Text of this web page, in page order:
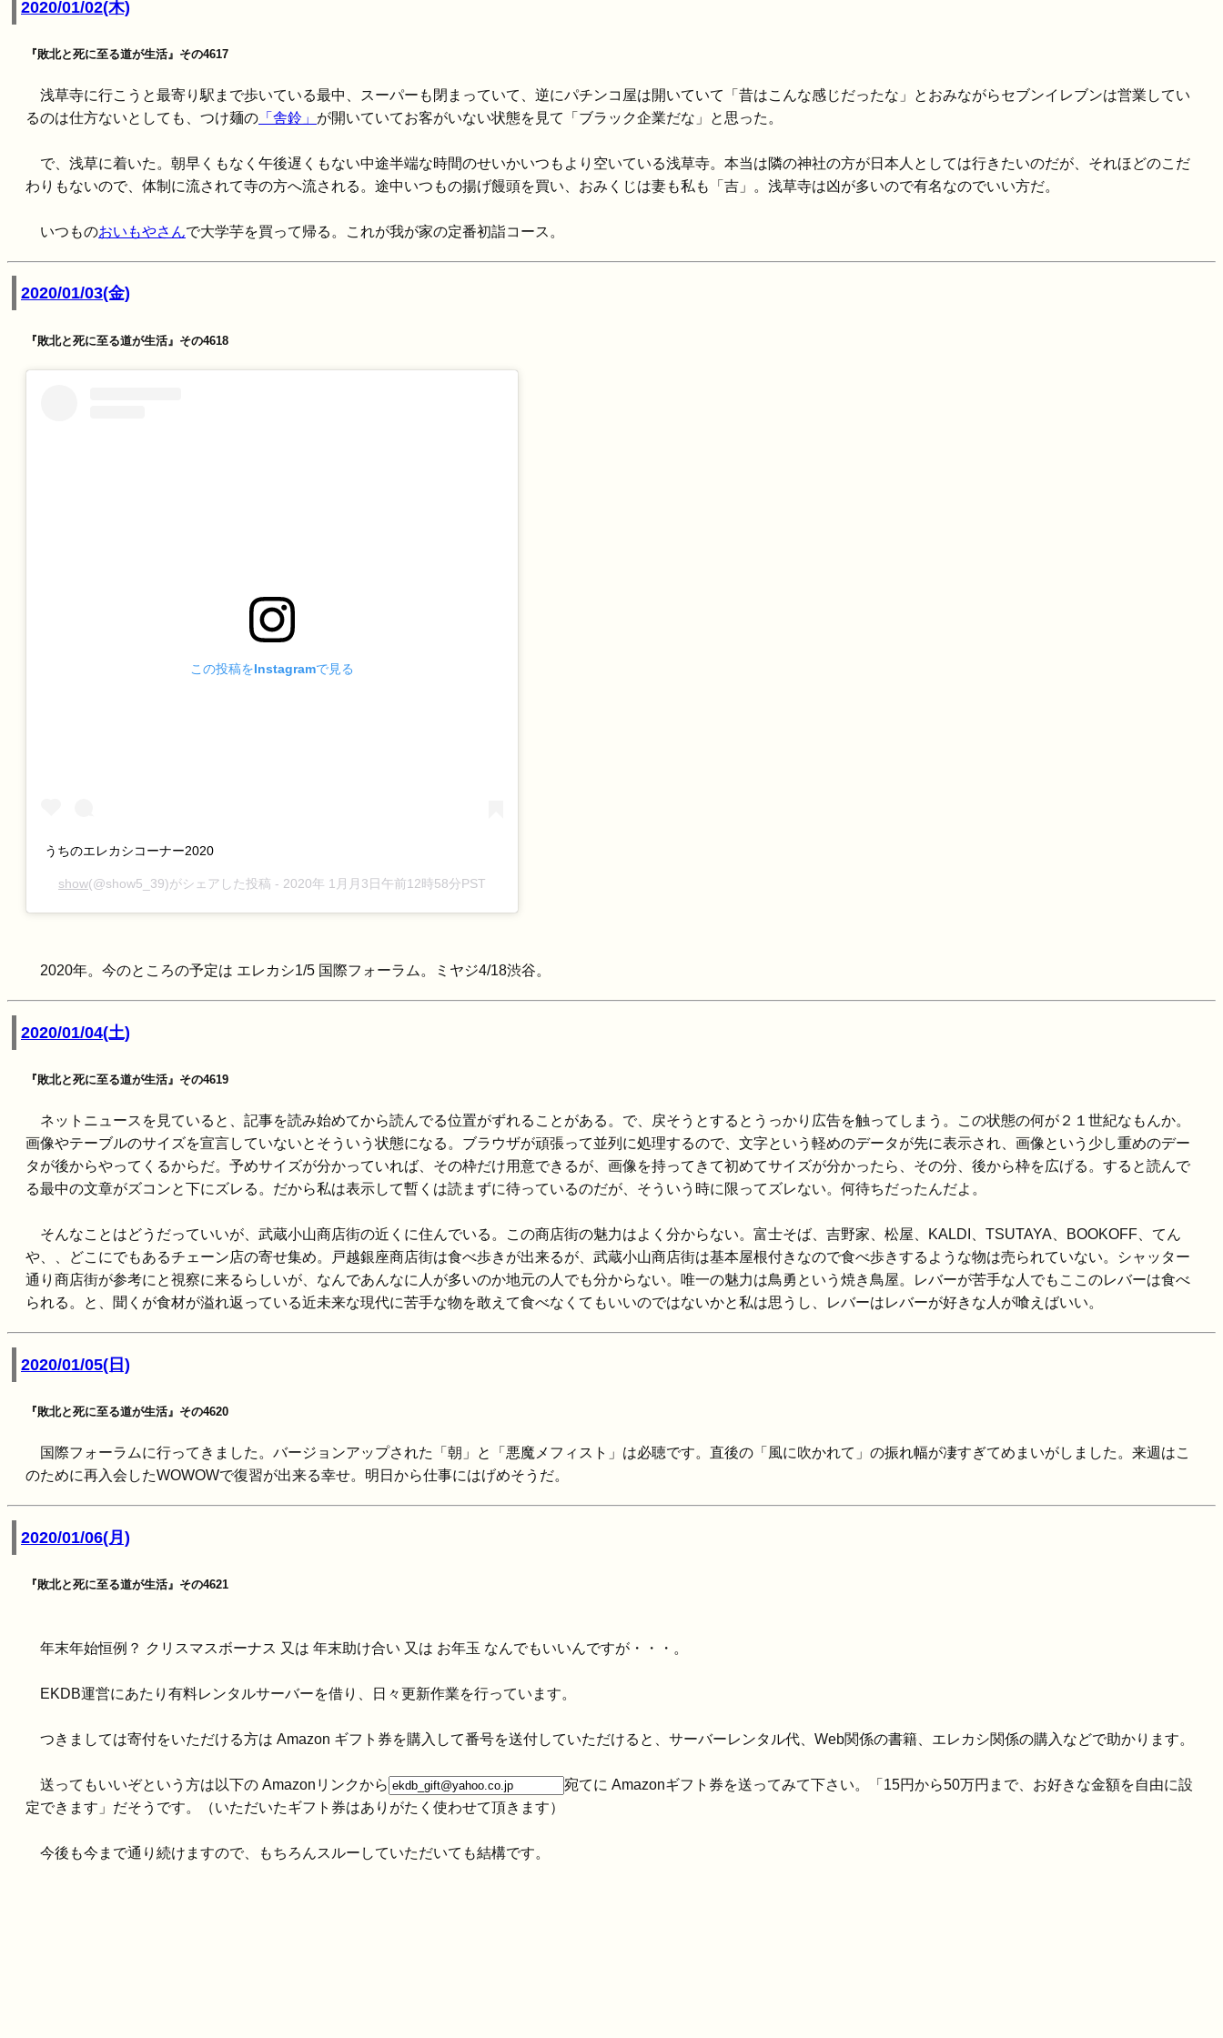
2020/01/02(木)
『敗北と死に至る道が生活』その4617
浅草寺に行こうと最寄り駅まで歩いている最中、スーパーも閉まっていて、逆にパチンコ屋は開いていて「昔はこんな感じだったな」とおみながらセブンイレブンは営業してい
るのは仕方ないとしても、つけ麺の 「舎鈴」 が開いていてお客がいない状態を見て「ブラック企業だな」と思った。
で、浅草に着いた。朝早くもなく午後遅くもない中途半端な時間のせいかいつもより空いている浅草寺。本当は隣の神社の方が日本人としては行きたいのだが、それほどのこだ
わりもないので、体制に流されて寺の方へ流される。途中いつもの揚げ饅頭を買い、おみくじは妻も私も「吉」。浅草寺は凶が多いので有名なのでいい方だ。
いつものおいもやさんで大学芋を買って帰る。これが我が家の定番初詣コース。
2020/01/03(金)
『敗北と死に至る道が生活』その4618
この投稿をInstagramで見る
うちのエレカシコーナー2020
show(@show5_39)がシェアした投稿 - 2020年 1月月3日午前12時58分PST
2020年。今のところの予定は エレカシ1/5 国際フォーラム。ミヤジ4/18渋谷。
2020/01/04(土)
『敗北と死に至る道が生活』その4619
ネットニュースを見ていると、記事を読み始めてから読んでる位置がずれることがある。で、戻そうとするとうっかり広告を触ってしまう。この状態の何が２１世紀なもんか。
画像やテーブルのサイズを宣言していないとそういう状態になる。ブラウザが頑張って並列に処理するので、文字という軽めのデータが先に表示され、画像という少し重めのデー
タが後からやってくるからだ。予めサイズが分かっていれば、その枠だけ用意できるが、画像を持ってきて初めてサイズが分かったら、その分、後から枠を広げる。すると読んで
る最中の文章がズコンと下にズレる。だから私は表示して暫くは読まずに待っているのだが、そういう時に限ってズレない。何待ちだったんだよ。
そんなことはどうだっていいが、武蔵小山商店街の近くに住んでいる。この商店街の魅力はよく分からない。富士そば、吉野家、松屋、KALDI、TSUTAYA、BOOKOFF、てん
や、、どこにでもあるチェーン店の寄せ集め。戸越銀座商店街は食べ歩きが出来るが、武蔵小山商店街は基本屋根付きなので食べ歩きするような物は売られていない。シャッター
通り商店街が参考にと視察に来るらしいが、なんであんなに人が多いのか地元の人でも分からない。唯一の魅力は鳥勇という焼き鳥屋。レバーが苦手な人でもここのレバーは食べ
られる。と、聞くが食材が溢れ返っている近未来な現代に苦手な物を敢えて食べなくてもいいのではないかと私は思うし、レバーはレバーが好きな人が喰えばいい。
2020/01/05(日)
『敗北と死に至る道が生活』その4620
国際フォーラムに行ってきました。バージョンアップされた「朝」と「悪魔メフィスト」は必聴です。直後の「風に吹かれて」の振れ幅が凄すぎてめまいがしました。来週はこ
のために再入会したWOWOWで復習が出来る幸せ。明日から仕事にはげめそうだ。
2020/01/06(月)
『敗北と死に至る道が生活』その4621
年末年始恒例？ クリスマスボーナス 又は 年末助け合い 又は お年玉 なんでもいいんですが・・・。
EKDB運営にあたり有料レンタルサーバーを借り、日々更新作業を行っています。
つきましては寄付をいただける方は Amazon ギフト券を購入して番号を送付していただけると、サーバーレンタル代、Web関係の書籍、エレカシ関係の購入などで助かります。
送ってもいいぞという方は以下の Amazonリンクから
宛てに Amazonギフト券を送ってみて下さい。「15円から50万円まで、お好きな金額を自由に設
定できます」だそうです。（いただいたギフト券はありがたく使わせて頂きます）
今後も今まで通り続けますので、もちろんスルーしていただいても結構です。